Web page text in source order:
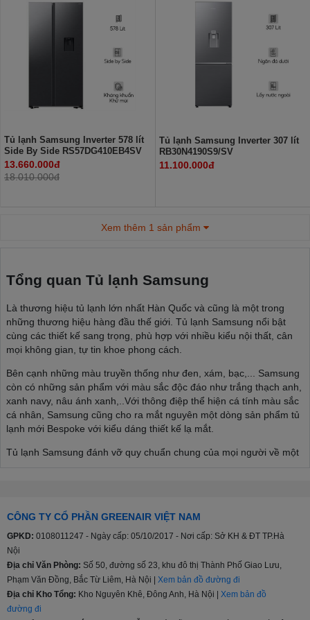
Tủ lạnh Samsung Inverter 578 lít
Side By Side RS57DG410EB4SV
13.660.000đ
18.010.000đ
Tủ lạnh Samsung Inverter 307 lít
RB30N4190S9/SV
11.100.000đ
Xem thêm 1 sản phẩm
Tổng quan Tủ lạnh Samsung
Là thương hiệu tủ lạnh lớn nhất Hàn Quốc và cũng là một trong
những thương hiệu hàng đầu thế giới. Tủ lạnh Samsung nổi bật
cùng các thiết kế sang trọng, phù hợp với nhiều kiểu nội thất, cân
mọi không gian, tự tin khoe phong cách.
Bên cạnh những màu truyền thống như đen, xám, bạc,... Samsung
còn có những sản phẩm với màu sắc độc đáo như trắng thạch anh,
xanh navy, nâu ánh xanh,..Với thông điệp thể hiện cá tính màu sắc
cá nhân, Samsung cũng cho ra mắt nguyên một dòng sản phẩm tủ
lạnh mới Bespoke với kiểu dáng thiết kế lạ mắt.
Tủ lạnh Samsung đánh vỡ quy chuẩn chung của mọi người về một
Tủ lạnh Samsung sản xuất với nhiều kích thước khác nhau 208l,
236l, 360l, 380l, 488l…cho đến 648l và 655 lít giúp người tiêu dùng
thoải mái lựa chọn sản phẩm phù hợp với nhu cầu, tiếp xúc với
lượng lớn khách hàng hơn, từ phân khúc tầm trung, trung - cao
cấp hay cao cấp.
CÔNG TY CỔ PHẦN GREENAIR VIỆT NAM
GPKD: 0108011247 - Ngày cấp: 05/10/2017 - Nơi cấp: Sở KH & ĐT TP.Hà
Nội
Địa chỉ Văn Phòng: Số 50, đường số 23, khu đô thị Thành Phố Giao Lưu,
Phạm Văn Đồng, Bắc Từ Liêm, Hà Nội | Xem bản đồ đường đi
Địa chỉ Kho Tổng: Kho Nguyên Khê, Đông Anh, Hà Nội | Xem bản đồ
đường đi